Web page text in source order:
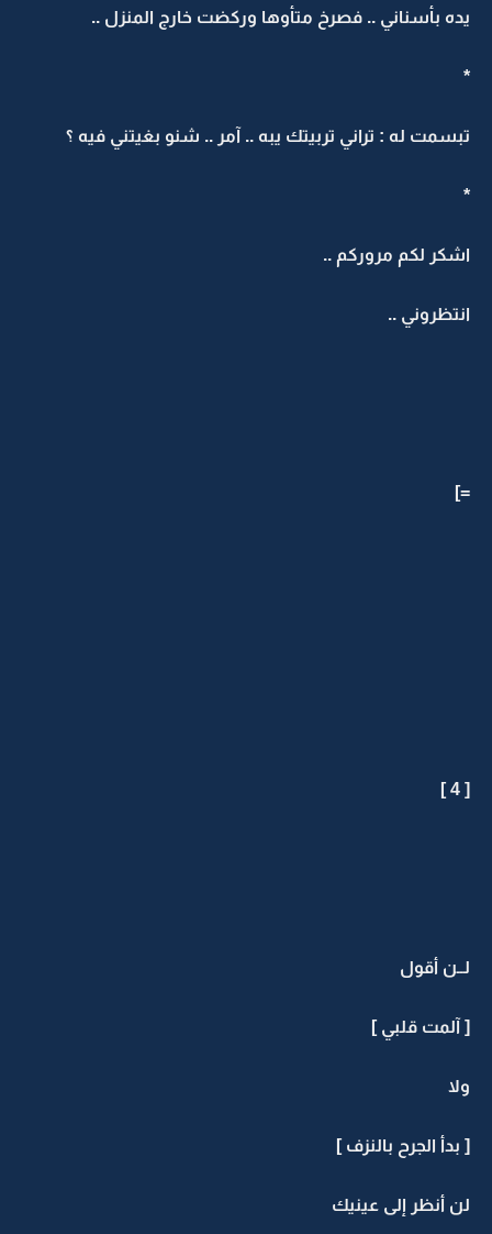
يده بأسناني .. فصرخ متأوها وركضت خارج المنزل ..
*
تبسمت له : تراني تربيتك يبه .. آمر .. شنو بغيتني فيه ؟
*
اشكر لكم مروركم ..
انتظروني ..
=]
[ 4 ]
لــن أقول
[ آلمت قلبي ]
ولا
[ بدأ الجرح بالنزف ]
لن أنظر إلى عينيك